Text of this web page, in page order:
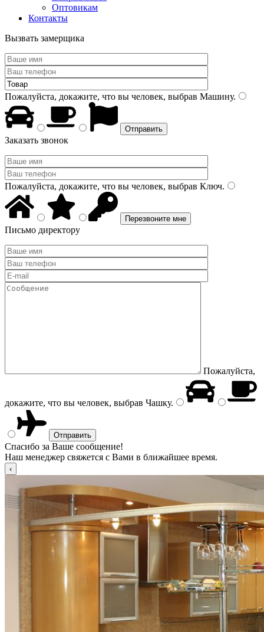
Оптовикам
Контакты
Вызвать замерщика
Пожалуйста, докажите, что вы человек, выбрав Машину.
Заказать звонок
Пожалуйста, докажите, что вы человек, выбрав Ключ.
Письмо директору
Пожалуйста,
докажите, что вы человек, выбрав Чашку.
Спасибо за Ваше сообщение!
Наш менеджер свяжется с Вами в ближайшее время.